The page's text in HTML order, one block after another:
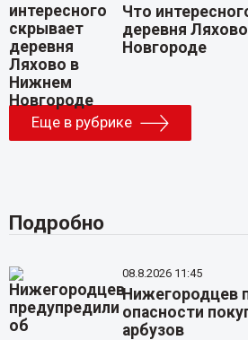
Что
деревня
Новгороде
Еще в рубрике
Подробно
08.8.2026 11:45
Нижегородцев
опасности
арбузов